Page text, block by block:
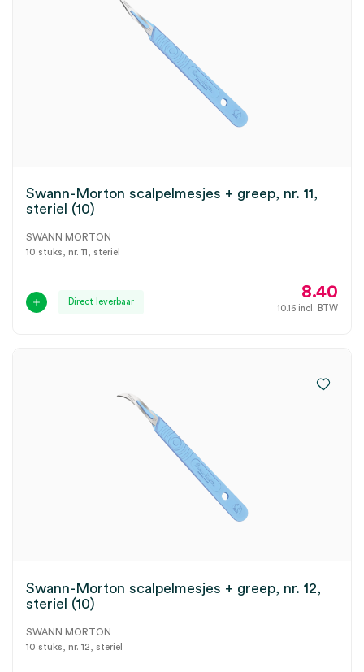
Swann-Morton scalpelmesjes + greep, nr. 11,
steriel (10)
SWANN MORTON
10 stuks, nr. 11, steriel
Direct leverbaar
8.40
10.16 incl. BTW
Swann-Morton scalpelmesjes + greep, nr. 12,
steriel (10)
SWANN MORTON
10 stuks, nr. 12, steriel